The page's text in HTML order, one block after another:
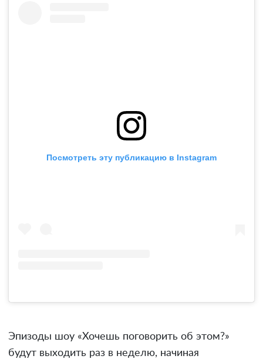
Посмотреть эту публикацию в Instagram
Эпизоды шоу «Хочешь поговорить об этом?»
будут выходить раз в неделю, начиная